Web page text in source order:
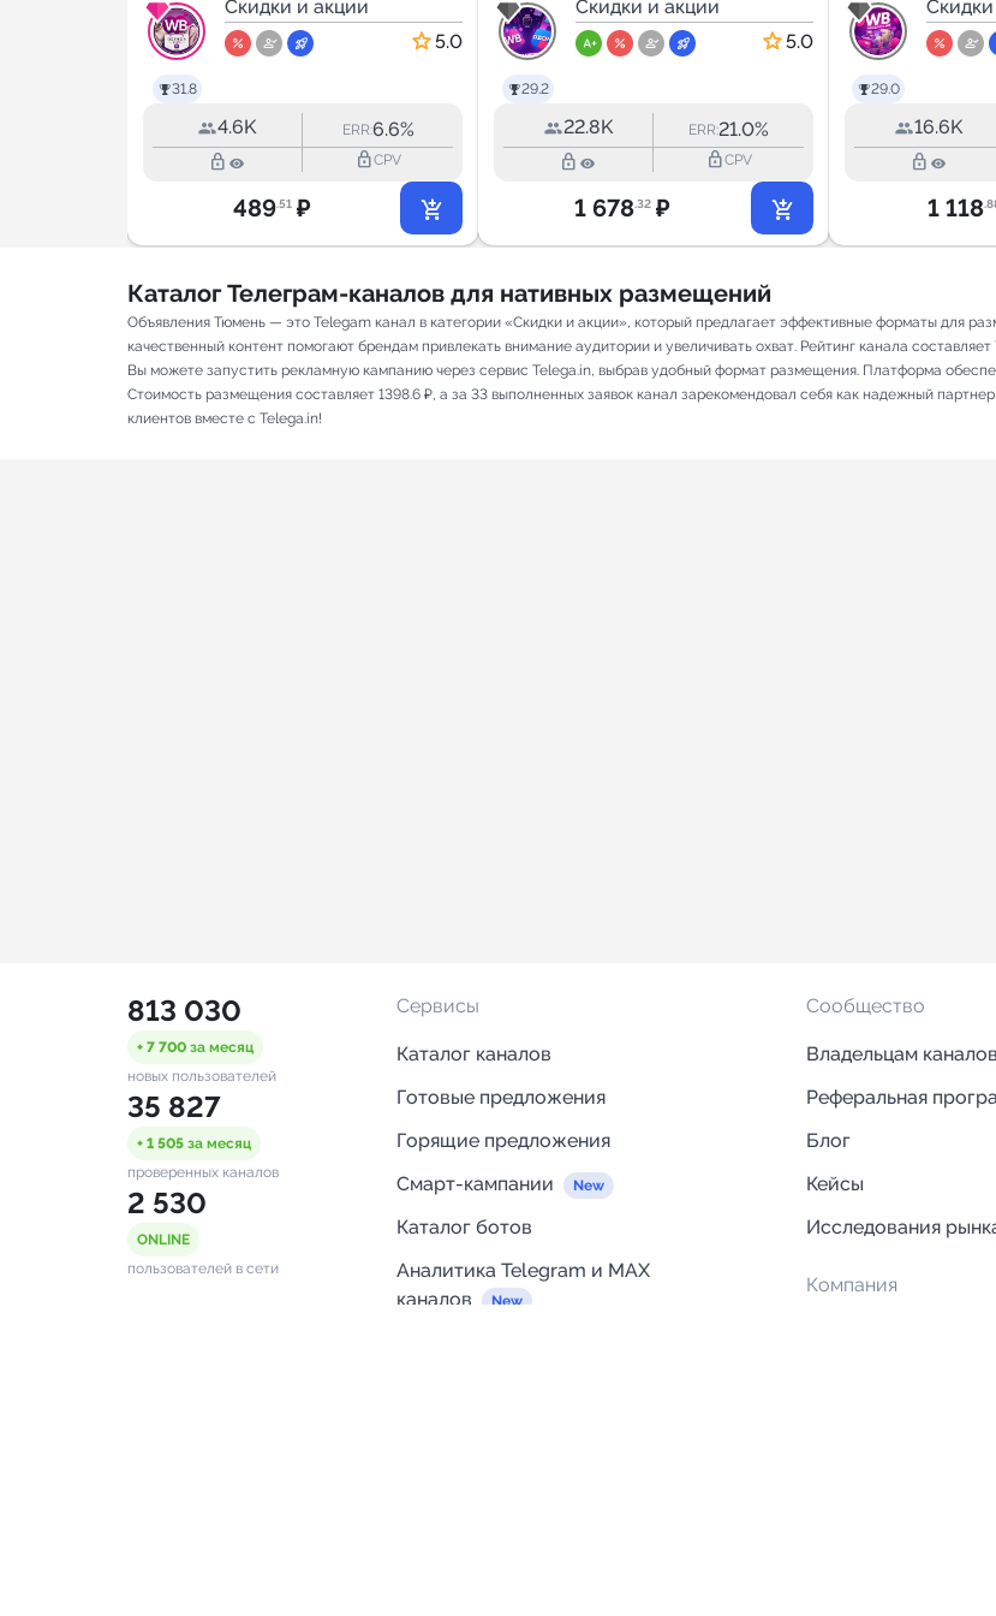
31.8
Скидки и акции
5.0
4.6K ERR:6.6%
lock_outline lock_outlineCPV
489.51 ₽
29.2
Wildberries |
Ozon
Скидки и акции
5.0
22.8K ERR:21.0%
lock_outline lock_outlineCPV
1 678.32 ₽
29.0
16.6K
lock_outline
1 118
Каталог Телеграм-каналов для нативных размещений
Объявления Тюмень — это Telegam канал в категории «Скидки и акции», который предлагает эффективные форматы для
качественный контент помогают брендам привлекать внимание аудитории и увеличивать охват. Рейтинг канала
Вы можете запустить рекламную кампанию через сервис Telega.in, выбрав удобный формат размещения. Платформа
Стоимость размещения составляет 1398.6 ₽, а за 33 выполненных заявок канал зарекомендовал себя как надежный
клиентов вместе с Telega.in!
813 030
+ 7 700 за месяц
новых пользователей
35 827
+ 1 505 за месяц
проверенных каналов
2 530
ONLINE
пользователей в сети
Сервисы
Каталог каналов
Готовые предложения
Горящие предложения
Смарт-кампании
Каталог ботов
Аналитика Telegram и MAX
каналов
Сообщество
Владельцам каналов
Реферальная
Блог
Кейсы
Исследования
Компания